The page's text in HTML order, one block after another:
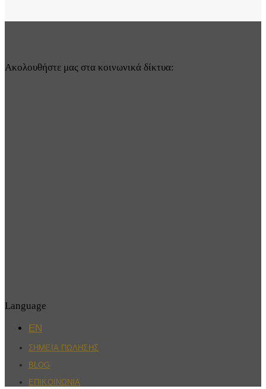
Ακολουθήστε μας στα κοινωνικά δίκτυα:
Language
EN
ΣΗΜΕΙΑ ΠΩΛΗΣΗΣ
BLOG
ΕΠΙΚΟΙΝΩΝΙΑ